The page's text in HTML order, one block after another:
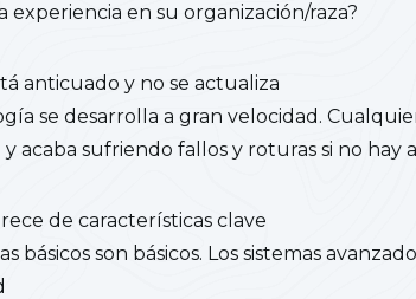
experiencia en su organización/raza?
anticuado y no se actualiza
se desarrolla a gran velocidad.
acaba sufriendo fallos y roturas si no hay
de características clave
básicos son básicos. Los sistemas